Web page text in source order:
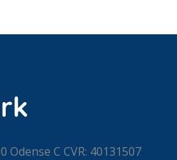
Odense C CVR: 40131507